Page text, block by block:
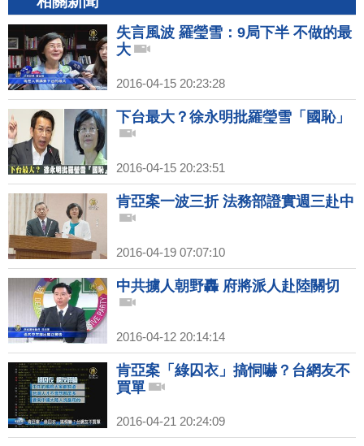
失言風波 羅瑩雪：9局下半 不做的最
大
2016-04-15 20:23:28
下台最大？徐永明批羅瑩雪「國恥」
2016-04-15 20:23:51
肯亞案一波三折 法務部證實週三赴中
2016-04-19 07:07:10
中共擄人朝野轟 府將派人赴陸關切
2016-04-12 20:14:14
肯亞案「綠囚衣」搞恫嚇？台網友不
買單
2016-04-21 20:24:09